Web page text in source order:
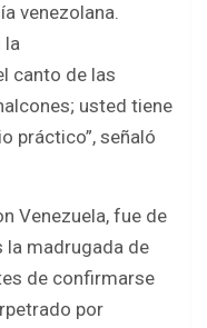
venezolana.
la
canto de las
usted tiene
práctico”, señaló
Venezuela, fue de
la madrugada de
de confirmarse
por